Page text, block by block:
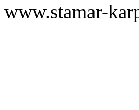
www.stamar-